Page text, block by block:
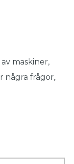
maskiner,
några frågor,